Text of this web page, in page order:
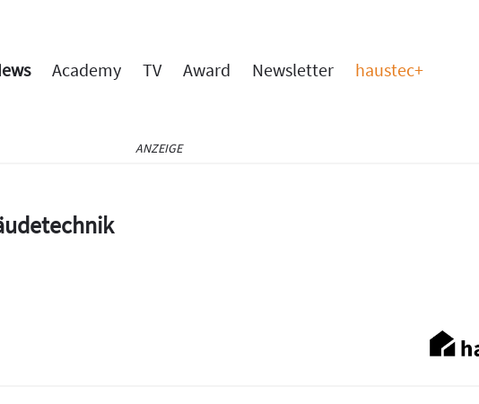
Academy TV Award Newsletter haustec+
ANZEIGE